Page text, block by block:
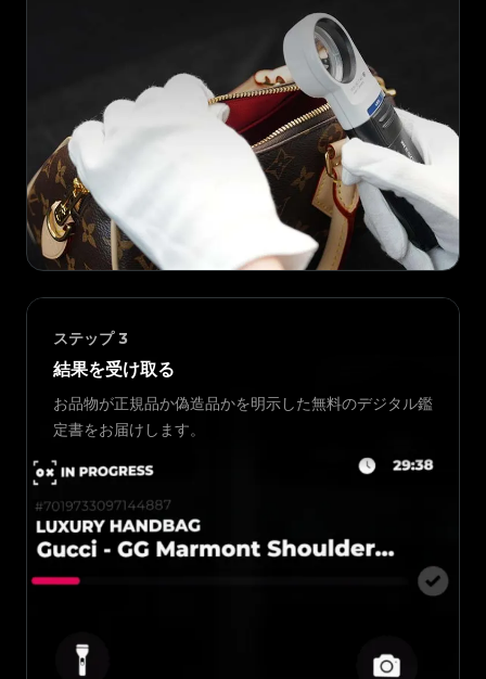
ステップ 3
結果を受け取る
お品物が正規品か偽造品かを明示した無料のデジタル鑑
定書をお届けします。